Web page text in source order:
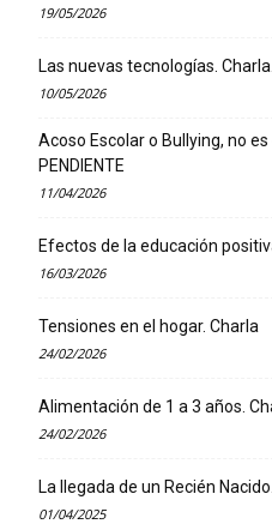
19/05/2026
Las nuevas tecnologías.
10/05/2026
Acoso Escolar o Bullying, no es
PENDIENTE
11/04/2026
Efectos de la educación
16/03/2026
Tensiones en el hogar. Charla
24/02/2026
Alimentación de 1 a 3 años.
24/02/2026
La llegada de un Recién
01/04/2025